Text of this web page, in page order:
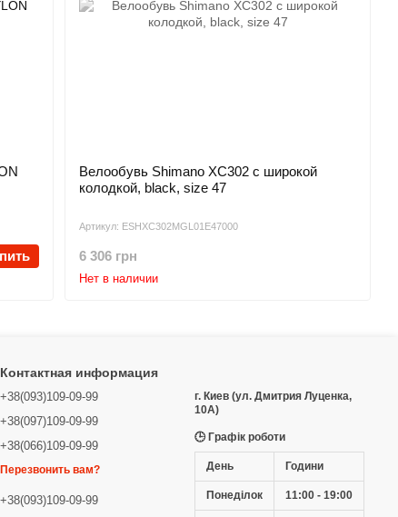
Артикул: ESHXC302MGL01E47000
Велообувь Shimano XC302 с широкой
колодкой, black, size 47
6 306 грн
Нет в наличии
Контактная информация
+38(093)109-09-99
+38(097)109-09-99
+38(066)109-09-99
Перезвонить вам?
+38(093)109-09-99
г. Киев (ул. Дмитрия Луценка,
10А)
🕒 Графік роботи
День Години
Понеділок 11:00 - 19:00